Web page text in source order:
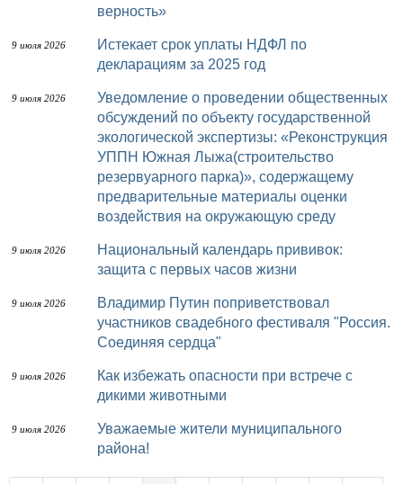
верность»
9 июля 2026
Истекает срок уплаты НДФЛ по
декларациям за 2025 год
9 июля 2026
Уведомление о проведении общественных
обсуждений по объекту государственной
экологической экспертизы: «Реконструкция
УППН Южная Лыжа(строительство
резервуарного парка)», содержащему
предварительные материалы оценки
воздействия на окружающую среду
9 июля 2026
Национальный календарь прививок:
защита с первых часов жизни
9 июля 2026
Владимир Путин поприветствовал
участников свадебного фестиваля "Россия.
Соединяя сердца"
9 июля 2026
Как избежать опасности при встрече с
дикими животными
9 июля 2026
Уважаемые жители муниципального
района!